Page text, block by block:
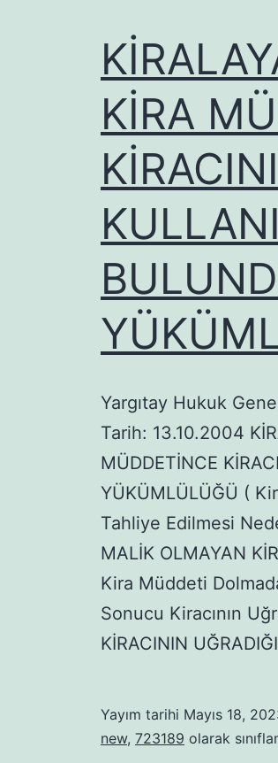
KİRA
Yargıtay Hukuk
Tarih: 13.10.2004
MÜDDETİNCE
YÜKÜMLÜLÜĞÜ (
Tahliye Edilmesi
MALİK OLMAYAN
Kira Müddeti
Sonucu Kiracının
KİRACININ
Yayım tarihi Mayıs 18,
new, 723189 olarak